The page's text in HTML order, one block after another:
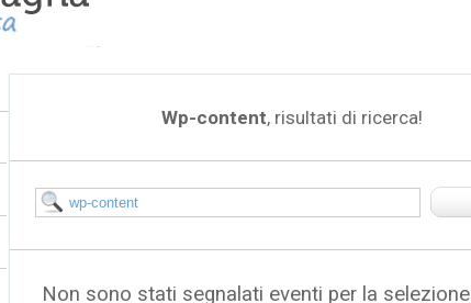
Wp-content, risultati di ricerca!
Non sono stati segnalati eventi per la selezione